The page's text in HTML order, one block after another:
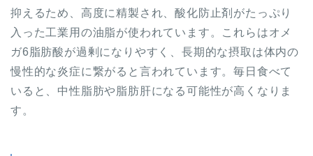
抑えるため、高度に精製され、酸化防止剤がたっぷり
入った工業用の油脂が使われています。これらはオメ
ガ6脂肪酸が過剰になりやすく、長期的な摂取は体内の
慢性的な炎症に繋がると言われています。毎日食べて
いると、中性脂肪や脂肪肝になる可能性が高くなりま
す。